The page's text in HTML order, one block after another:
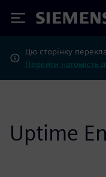
Siemens
Цю сторінку
Перейти натомість
Uptime